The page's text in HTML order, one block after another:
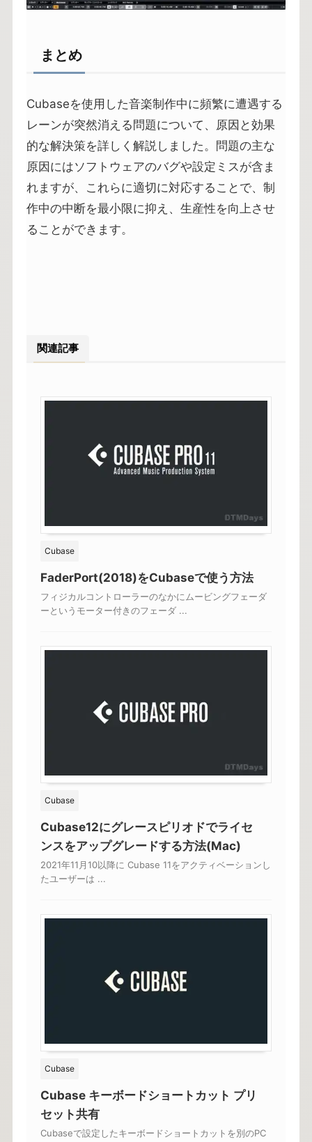
まとめ
Cubaseを使用した音楽制作中に頻繁に遭遇する
レーンが突然消える問題について、原因と効果
的な解決策を詳しく解説しました。問題の主な
原因にはソフトウェアのバグや設定ミスが含ま
れますが、これらに適切に対応することで、制
作中の中断を最小限に抑え、生産性を向上させ
ることができます。
関連記事
Cubase
FaderPort(2018)をCubaseで使う方法
フィジカルコントローラーのなかにムービングフェーダ
ーというモーター付きのフェーダ ...
Cubase
Cubase12にグレースピリオドでライセ
ンスをアップグレードする方法(Mac)
2021年11月10以降に Cubase 11をアクティベーションし
たユーザーは ...
Cubase
Cubase キーボードショートカット プリ
セット共有
Cubaseで設定したキーボードショートカットを別のPC